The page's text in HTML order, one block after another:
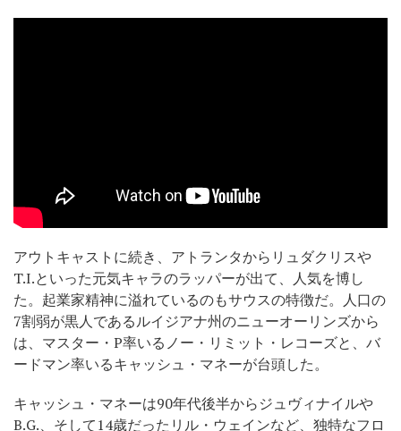
アウトキャストに続き、アトランタからリュダクリスや
T.I.といった元気キャラのラッパーが出て、人気を博し
た。起業家精神に溢れているのもサウスの特徴だ。人口の
7割弱が黒人であるルイジアナ州のニューオーリンズから
は、マスター・P率いるノー・リミット・レコーズと、バ
ードマン率いるキャッシュ・マネーが台頭した。
キャッシュ・マネーは90年代後半からジュヴィナイルや
B.G.、そして14歳だったリル・ウェインなど、独特なフロ